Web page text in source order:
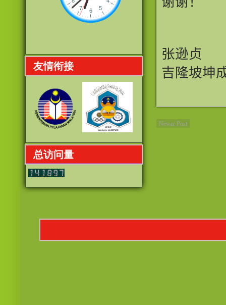
张逊贞
吉隆坡坤
Newer Post
友情衔接
总访问量